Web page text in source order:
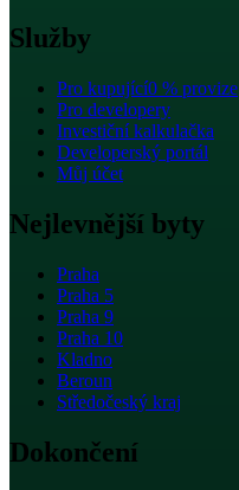
Služby
Pro kupující0 % provize
Pro developery
Investiční kalkulačka
Developerský portál
Můj účet
Nejlevnější byty
Praha
Praha 5
Praha 9
Praha 10
Kladno
Beroun
Středočeský kraj
Dokončení